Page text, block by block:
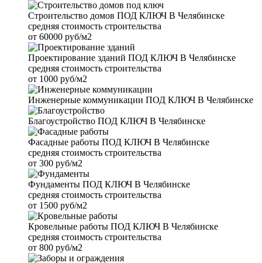
Строительство домов ПОД КЛЮЧ В Челябинске
средняя стоимость строительства
от 60000 руб/м2
Проектирование зданий ПОД КЛЮЧ В Челябинске
средняя стоимость строительства
от 1000 руб/м2
Инженерные коммуникации ПОД КЛЮЧ В Челябинске
Благоустройство ПОД КЛЮЧ В Челябинске
Фасадные работы ПОД КЛЮЧ В Челябинске
средняя стоимость строительства
от 300 руб/м2
Фундаменты ПОД КЛЮЧ В Челябинске
средняя стоимость строительства
от 1500 руб/м2
Кровельные работы ПОД КЛЮЧ В Челябинске
средняя стоимость строительства
от 800 руб/м2